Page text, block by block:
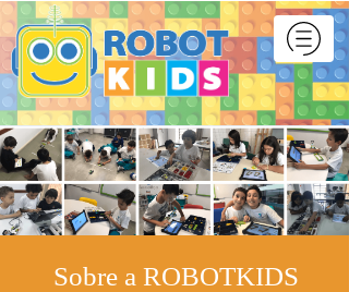
Sobre a ROBOTKIDS